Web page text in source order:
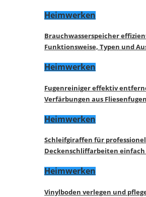
Heimwerken
Brauchwasserspeicher
Funktionsweise, Typen und
Heimwerken
Fugenreiniger effektiv
Verfärbungen aus Fliesenfugen
Heimwerken
Schleifgiraffen für
Deckenschliffarbeiten
Heimwerken
Vinylboden verlegen und